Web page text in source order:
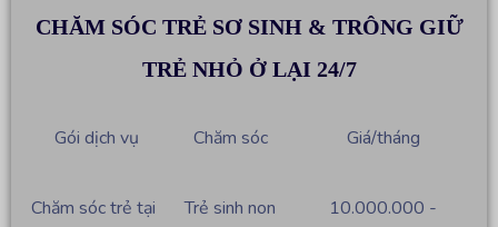
CHĂM SÓC TRẺ SƠ SINH & TRÔNG GIỮ
TRẺ NHỎ Ở LẠI 24/7
Gói dịch vụ Chăm sóc Giá/tháng
Chăm sóc trẻ tại
Trẻ sinh non
10.000.000 -